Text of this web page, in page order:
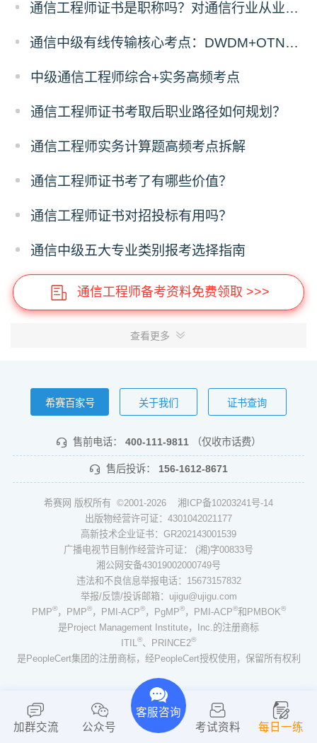
通信工程师证书是职称吗？对通信行业从业者有什么用
通信中级有线传输核心考点：DWDM+OTN原理与计算题答题拆解
中级通信工程师综合+实务高频考点
通信工程师证书考取后职业路径如何规划？
通信工程师实务计算题高频考点拆解
通信工程师证书考了有哪些价值？
通信工程师证书对招投标有用吗？
通信中级五大专业类别报考选择指南
通信工程师备考资料免费领取 >>>
查看更多
希赛百家号 关于我们 证书查询
售前电话： 400-111-9811 （仅收市话费）
售后投诉： 156-1612-8671
希赛网 版权所有 ©2001-2026 湘ICP备10203241号-14
出版物经营许可证：4301042021177
高新技术企业证书：GR202143001539
广播电视节目制作经营许可证： (湘)字00833号
湘公网安备43019002000749号
违法和不良信息举报电话：15673157832
举报/反馈/投诉邮箱：ujigu@ujigu.com
PMP®，PMP®，PMI-ACP®，PgMP®，PMI-ACP®和PMBOK®
是Project Management Institute，Inc.的注册商标
ITIL
®、PRINCE2®
是PeopleCert集团的注册商标，经PeopleCert授权使用，保留所有权利
加群交流 公众号
客服咨询
考试资料
每日一练